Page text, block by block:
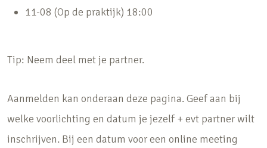
11-08 (Op de praktijk) 18:00
Tip: Neem deel met je partner.
Aanmelden kan onderaan deze pagina. Geef aan bij
welke voorlichting en datum je jezelf + evt partner wilt
inschrijven. Bij een datum voor een online meeting